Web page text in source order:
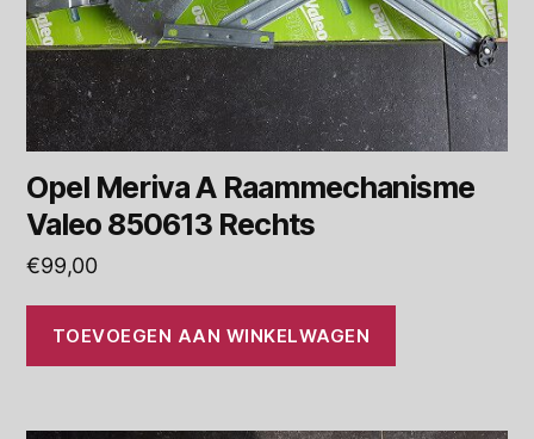
Opel Meriva A Raammechanisme
Valeo 850613 Rechts
€99,00
TOEVOEGEN AAN WINKELWAGEN